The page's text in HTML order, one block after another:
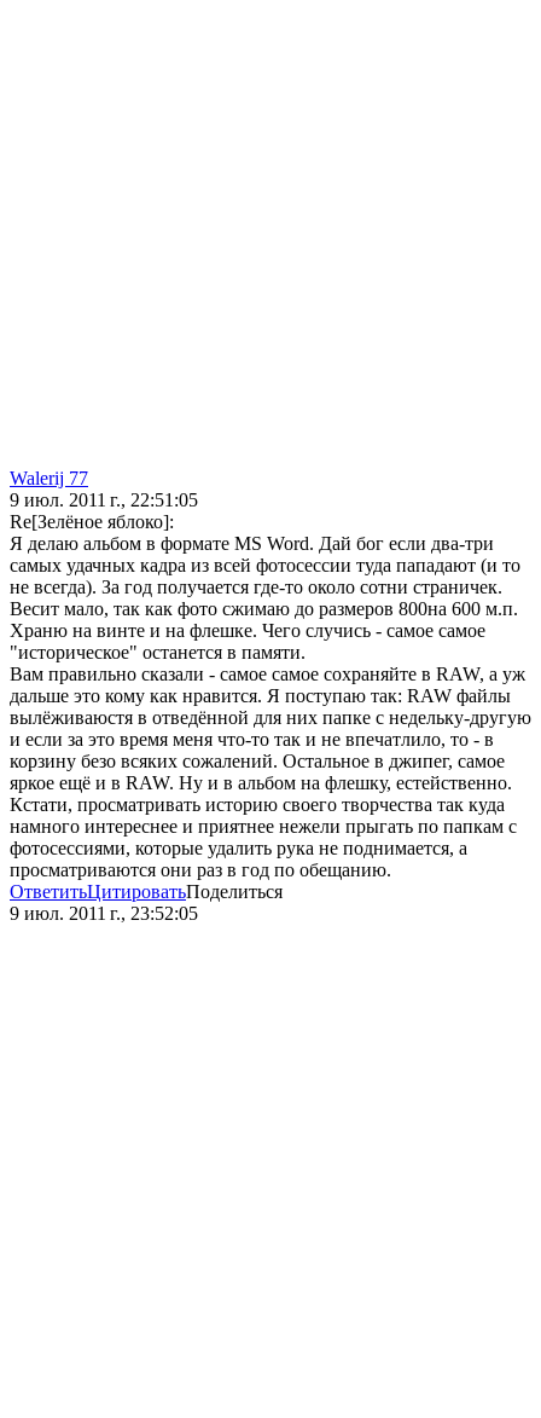
Walerij 77
9 июл. 2011 г., 22:51:05
Re[Зелёное яблоко]:
Я делаю альбом в формате MS Word. Дай бог если два-три
самых удачных кадра из всей фотосессии туда пападают (и то
не всегда). За год получается где-то около сотни страничек.
Весит мало, так как фото сжимаю до размеров 800на 600 м.п.
Храню на винте и на флешке. Чего случись - самое самое
"историческое" останется в памяти.
Вам правильно сказали - самое самое сохраняйте в RAW, а уж
дальше это кому как нравится. Я поступаю так: RAW файлы
вылёживаюстя в отведённой для них папке с недельку-другую
и если за это время меня что-то так и не впечатлило, то - в
корзину безо всяких сожалений. Остальное в джипег, самое
яркое ещё и в RAW. Ну и в альбом на флешку, естейственно.
Кстати, просматривать историю своего творчества так куда
намного интереснее и приятнее нежели прыгать по папкам с
фотосессиями, которые удалить рука не поднимается, а
просматриваются они раз в год по обещанию.
ОтветитьЦитироватьПоделиться
9 июл. 2011 г., 23:52:05